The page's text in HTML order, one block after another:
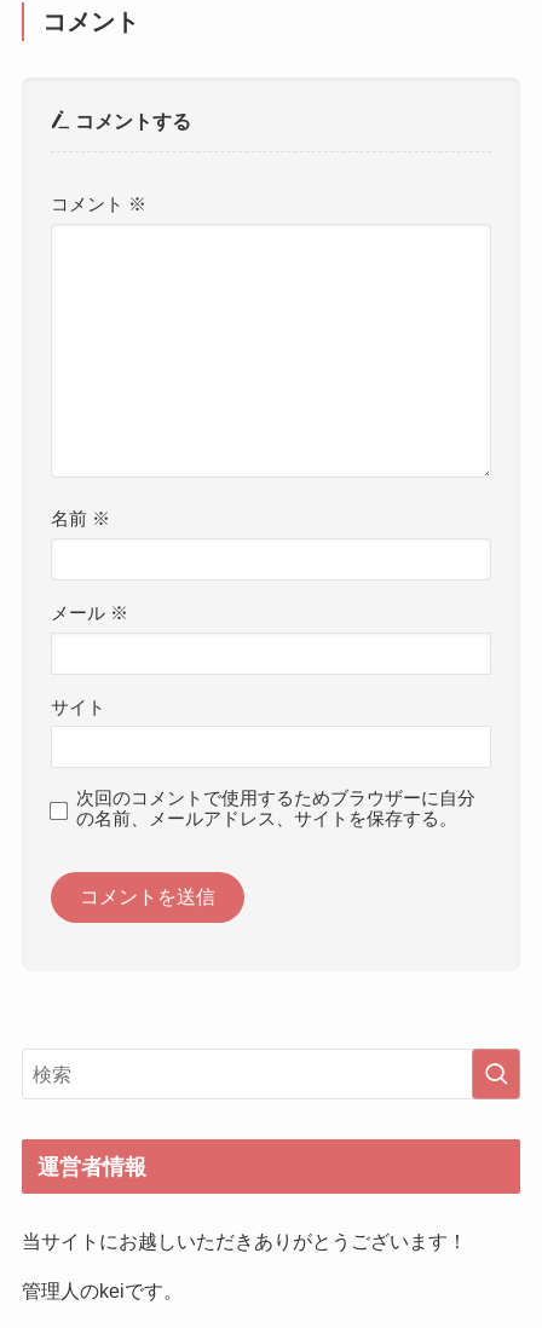
コメント
コメントする
コメント ※
名前 ※
メール ※
サイト
次回のコメントで使用するためブラウザーに自分
の名前、メールアドレス、サイトを保存する。
運営者情報
当サイトにお越しいただきありがとうございます！
管理人のkeiです。